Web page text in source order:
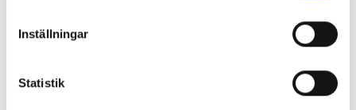
Inställningar
Statistik